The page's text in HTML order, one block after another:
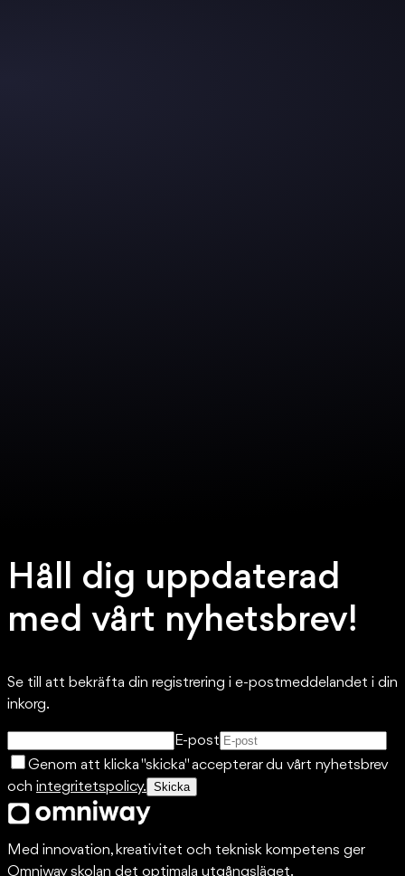
Håll dig uppdaterad
med vårt nyhetsbrev!
Se till att bekräfta din registrering i e-postmeddelandet i din
inkorg.
E-post
Genom att klicka "skicka" accepterar du vårt nyhetsbrev
och integritetspolicy. Skicka
Med innovation, kreativitet och teknisk kompetens ger
Omniway skolan det optimala utgångsläget.